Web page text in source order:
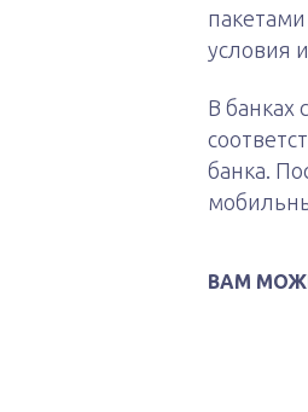
условия
В банках
банка.
ВАМ